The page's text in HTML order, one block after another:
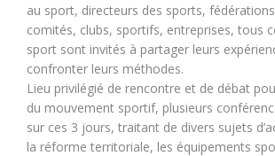
au sport, directeurs des sports,
comités, clubs, sportifs, entreprises, tous
sport sont invités à partager leurs
confronter leurs méthodes.
Lieu privilégié de rencontre et de débat
du mouvement sportif, plusieurs
sur ces 3 jours, traitant de divers sujets
la réforme territoriale, les équipements